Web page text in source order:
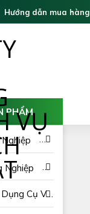
Hướng dẫn mua hàng
PHẨM
Dụng Cụ Vệ Sinh
PHẨM
Cụ Vệ Sinh
Hóa Chất Làm Sạch
Thổi Thảm
Rác